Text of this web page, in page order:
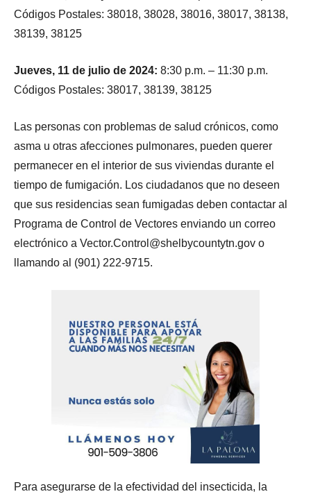
Códigos Postales: 38018, 38028, 38016, 38017, 38138,
38139, 38125
Jueves, 11 de julio de 2024: 8:30 p.m. – 11:30 p.m.
Códigos Postales: 38017, 38139, 38125
Las personas con problemas de salud crónicos, como
asma u otras afecciones pulmonares, pueden querer
permanecer en el interior de sus viviendas durante el
tiempo de fumigación. Los ciudadanos que no deseen
que sus residencias sean fumigadas deben contactar al
Programa de Control de Vectores enviando un correo
electrónico a Vector.Control@shelbycountytn.gov o
llamando al (901) 222-9715.
Para asegurarse de la efectividad del insecticida, la